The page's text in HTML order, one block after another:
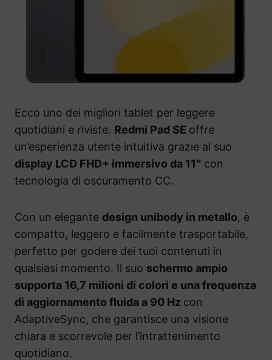
Ecco uno dei migliori tablet per leggere
quotidiani e riviste. Redmi Pad SE offre
un’esperienza utente intuitiva grazie al suo
display LCD FHD+ immersivo da 11″ con
tecnologia di oscuramento CC.
Con un elegante design unibody in metallo, è
compatto, leggero e facilmente trasportabile,
perfetto per godere dei tuoi contenuti in
qualsiasi momento. Il suo schermo ampio
supporta 16,7 milioni di colori e una frequenza
di aggiornamento fluida a 90 Hz con
AdaptiveSync, che garantisce una visione
chiara e scorrevole per l’intrattenimento
quotidiano.